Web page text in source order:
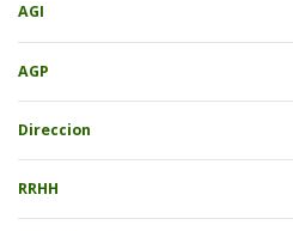
AGI
AGP
Direccion
RRHH